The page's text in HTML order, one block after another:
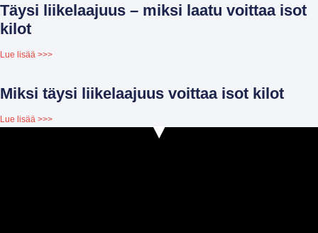
Täysi liikelaajuus – miksi laatu voittaa isot
kilot
Lue lisää >>>
Miksi täysi liikelaajuus voittaa isot kilot
Lue lisää >>>